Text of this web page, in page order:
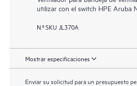
utilizar con el switch HPE Aruba
N.º SKU JL370A
Mostrar especificaciones
Enviar su solicitud para un presupuesto